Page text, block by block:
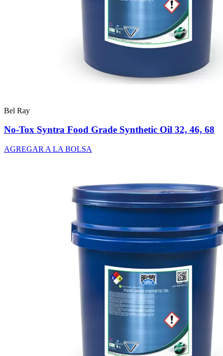
Bel Ray
No-Tox Syntra Food Grade Synthetic Oil 32, 46, 68
AGREGAR A LA BOLSA